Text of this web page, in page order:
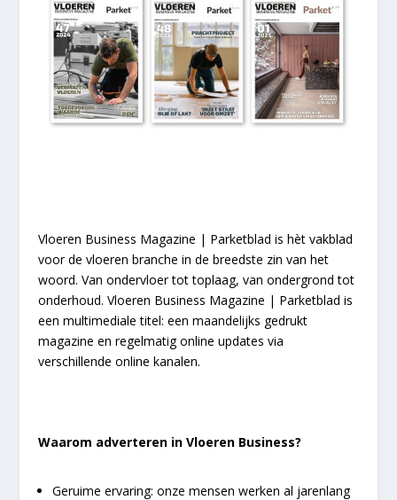
Vloeren Business Magazine | Parketblad is hèt vakblad
voor de vloeren branche in de breedste zin van het
woord. Van ondervloer tot toplaag, van ondergrond tot
onderhoud. Vloeren Business Magazine | Parketblad is
een multimediale titel: een maandelijks gedrukt
magazine en regelmatig online updates via
verschillende online kanalen.
Waarom adverteren in Vloeren Business?
Geruime ervaring: onze mensen werken al jarenlang